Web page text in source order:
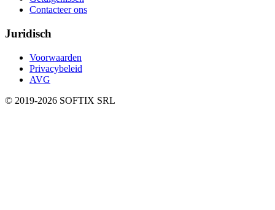
Contacteer ons
Juridisch
Voorwaarden
Privacybeleid
AVG
© 2019-2026 SOFTIX SRL